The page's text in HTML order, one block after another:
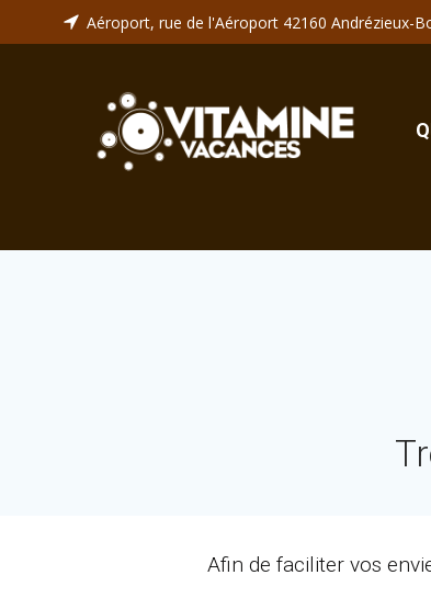
au
Aéroport, rue de l'Aéroport 42160 Andrézieux-
Afin de faciliter vos